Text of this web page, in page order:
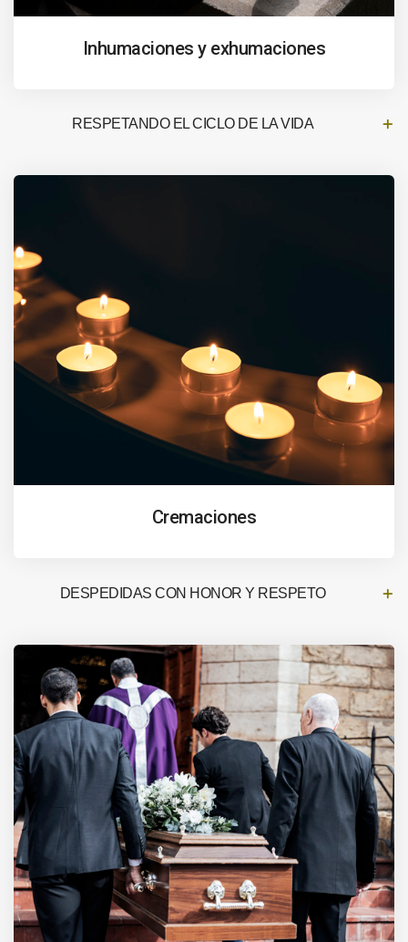
Inhumaciones y exhumaciones
RESPETANDO EL CICLO DE LA VIDA
Cremaciones
DESPEDIDAS CON HONOR Y RESPETO